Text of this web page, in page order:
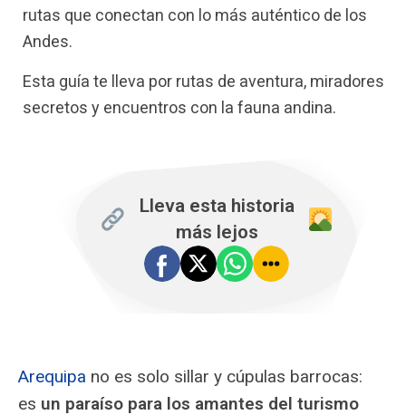
rutas que conectan con lo más auténtico de los
Andes.
Esta guía te lleva por rutas de aventura, miradores
secretos y encuentros con la fauna andina.
Lleva esta historia
más lejos
Arequipa no es solo sillar y cúpulas barrocas:
es un paraíso para los amantes del turismo